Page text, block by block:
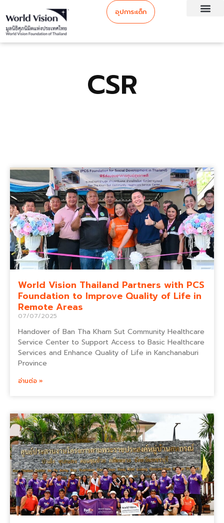
อุปการะเด็ก
CSR
World Vision Thailand Partners with PCS
Foundation to Improve Quality of Life in
Remote Areas
07/07/2025
Handover of Ban Tha Kham Sut Community Healthcare
Service Center to Support Access to Basic Healthcare
Services and Enhance Quality of Life in Kanchanaburi
Province
อ่านต่อ »